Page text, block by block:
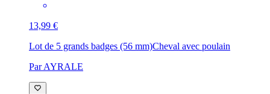
13,99 €
Lot de 5 grands badges (56 mm)Cheval avec poulain
Par AYRALE